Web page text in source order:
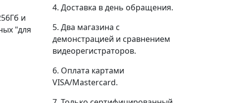
и
"для
4. Доставка в день обращения.
5. Два магазина с
демонстрацией и сравнением
видеорегистраторов.
6. Оплата картами
VISA/Mastercard.